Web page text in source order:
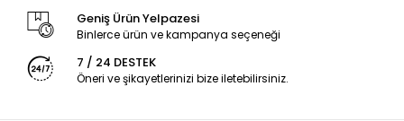
Geniş Ürün Yelpazesi
Binlerce ürün ve kampanya seçeneği
7 / 24 DESTEK
Öneri ve şikayetlerinizi bize iletebilirsiniz.